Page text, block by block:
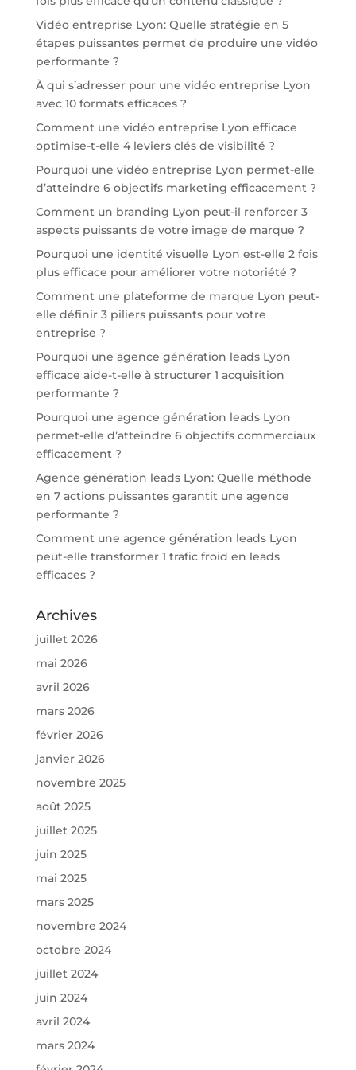
Vidéo entreprise Lyon: Quelle stratégie en 5
étapes puissantes permet de produire une vidéo
performante ?
À qui s’adresser pour une vidéo entreprise Lyon
avec 10 formats efficaces ?
Comment une vidéo entreprise Lyon efficace
optimise-t-elle 4 leviers clés de visibilité ?
Pourquoi une vidéo entreprise Lyon permet-elle
d’atteindre 6 objectifs marketing efficacement ?
Comment un branding Lyon peut-il renforcer 3
aspects puissants de votre image de marque ?
Pourquoi une identité visuelle Lyon est-elle 2 fois
plus efficace pour améliorer votre notoriété ?
Comment une plateforme de marque Lyon peut-
elle définir 3 piliers puissants pour votre
entreprise ?
Pourquoi une agence génération leads Lyon
efficace aide-t-elle à structurer 1 acquisition
performante ?
Pourquoi une agence génération leads Lyon
permet-elle d’atteindre 6 objectifs commerciaux
efficacement ?
Agence génération leads Lyon: Quelle méthode
en 7 actions puissantes garantit une agence
performante ?
Comment une agence génération leads Lyon
peut-elle transformer 1 trafic froid en leads
efficaces ?
Archives
juillet 2026
mai 2026
avril 2026
mars 2026
février 2026
janvier 2026
novembre 2025
août 2025
juillet 2025
juin 2025
mai 2025
mars 2025
novembre 2024
octobre 2024
juillet 2024
juin 2024
avril 2024
mars 2024